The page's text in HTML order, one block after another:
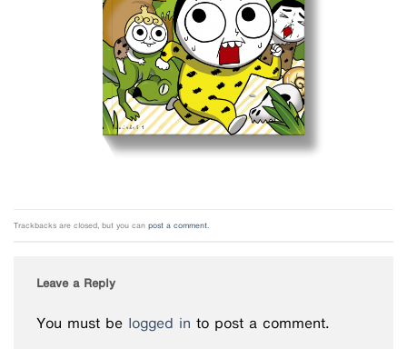
Trackbacks are closed, but you canpost a comment.
Leave a Reply
You must be logged in to post a comment.